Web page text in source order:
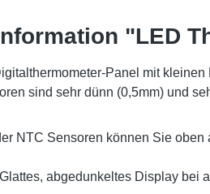
"LED
Panel mit
sind sehr dünn (0,5mm) und
NTC Sensoren können Sie oben
abgedunkeltes Display bei